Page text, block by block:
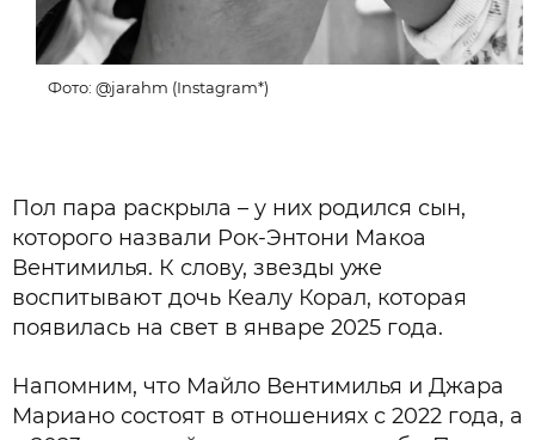
Фото: @jarahm (Instagram*)
Пол пара раскрыла – у них родился сын,
которого назвали Рок-Энтони Макоа
Вентимилья. К слову, звезды уже
воспитывают дочь Кеалу Корал, которая
появилась на свет в январе 2025 года.
Напомним, что Майло Вентимилья и Джара
Мариано состоят в отношениях с 2022 года, а